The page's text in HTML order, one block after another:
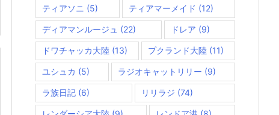
ティアソニ (5) ティアマーメイド (12)
ディアマンルージュ (22) ドレア (9)
ドワチャッカ大陸 (13) プクランド大陸 (11)
ユシュカ (5) ラジオキャットリリー (9)
ラ族日記 (6) リリラジ (74)